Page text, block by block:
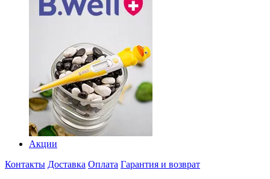
Акции
Контакты Доставка Оплата Гарантия и возврат